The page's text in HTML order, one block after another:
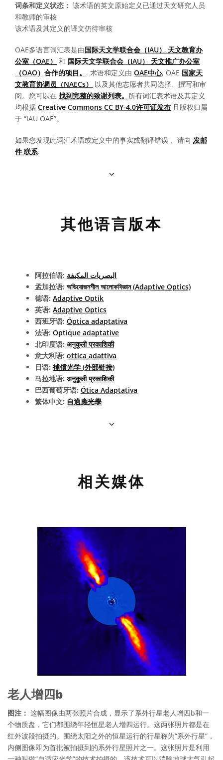
词条和定义状态： 该术语的英文原始定义已通过天文研究人员
和教师的审核
该术语及其定义的译文仍待审核
OAE多语言词汇表是由国际天文学联合会（IAU） 天文教育办
公室（OAE）
和 国际天文学联合会（IAU） 天文推广办公室
（OAO）合作的项目。 . 术语和定义由 OAE中心, OAE 国家天
文教育协调员（NAECs）
以及其他志愿者共同选择、撰写和审
阅。您可以在 找到完整的致谢列表。 所有词汇表术语及其定义
均根据 Creative Commons CC BY-4.0许可证发布 且版权归属
于 “IAU OAE”。
如果您发现此词汇术语或定义中的事实或翻译错误， 请向 发邮
件 联系.
其他语言版本
阿拉伯语: البصريات المكيفة
孟加拉语: অভিযোজনশীল আলোকবিজ্ঞান (Adaptive Optics)
德语: Adaptive Optik
英语: Adaptive Optics
西班牙语: Óptica adaptativa
法语: Optique adaptative
北印度语: अनुकूली प्रकाशिकी
意大利语: ottica adattiva
日语: 補償光学 (外部链接)
马拉地语: अनुकूली प्रकाशिकी
巴西葡萄牙语: Ótica Adaptativa
繁体中文: 自適應光學
相关媒体
老人增四b
图注： 这幅图像由两张照片合成，显示了系外行星老人增四b和一
个物质盘，它们都围绕年轻恒星老人增四运行。这两张照片都是在
红外波段拍摄的。围绕太阳之外的恒星运行的行星称为“系外行星”，
内侧图像即为首批被拍摄到的系外行星照片之一。这张照片是利用